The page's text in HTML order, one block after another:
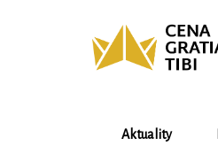
Aktuality